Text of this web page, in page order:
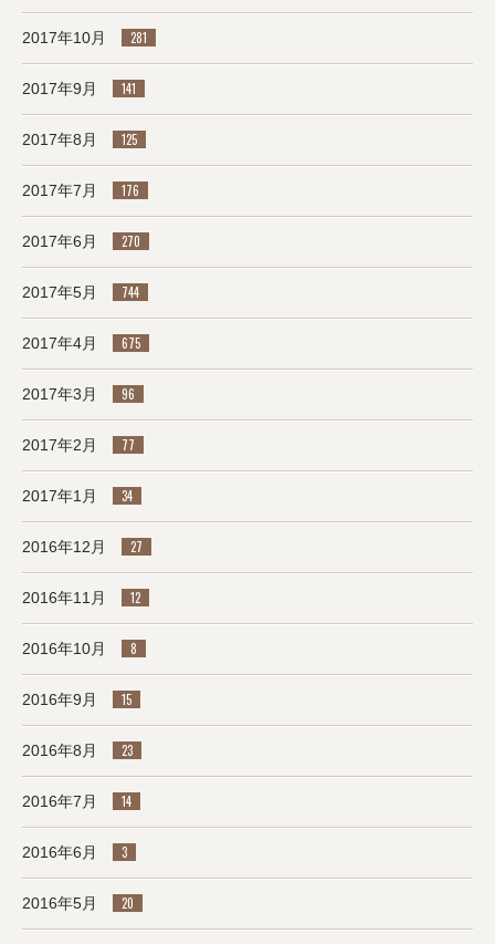
2017年10月 281
2017年9月 141
2017年8月 125
2017年7月 176
2017年6月 270
2017年5月 744
2017年4月 675
2017年3月 96
2017年2月 77
2017年1月 34
2016年12月 27
2016年11月 12
2016年10月 8
2016年9月 15
2016年8月 23
2016年7月 14
2016年6月 3
2016年5月 20